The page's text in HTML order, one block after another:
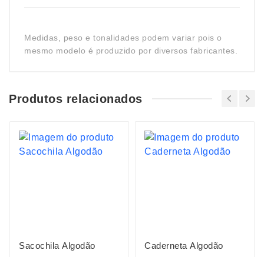
Medidas, peso e tonalidades podem variar pois o
mesmo modelo é produzido por diversos fabricantes.
Produtos relacionados
Sacochila Algodão Caderneta Algodão